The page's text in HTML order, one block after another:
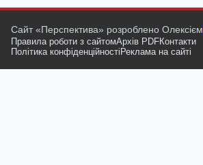
Сайт «Перспектива» розроблено Олексієм
Правила роботи з сайтомАрхів PDFКонтакти
Політика конфіденційності Реклама на сайті